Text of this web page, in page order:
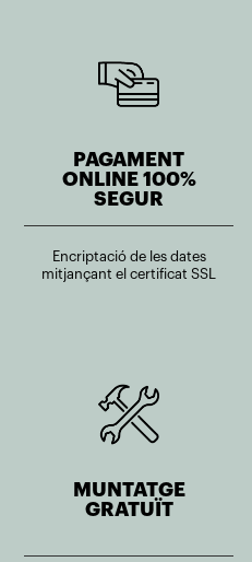
PAGAMENT
ONLINE 100%
SEGUR
Encriptació de les dates
mitjançant el certificat SSL
MUNTATGE
GRATUÏT